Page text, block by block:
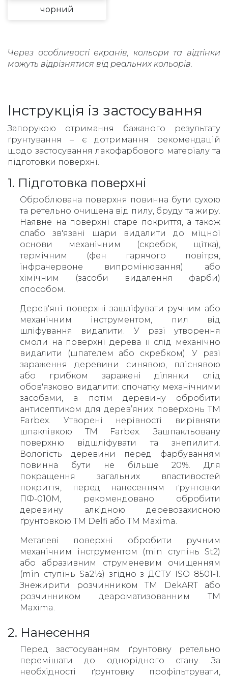
чорний
Через особливості екранів, кольори та відтінки
можуть відрізнятися від реальних кольорів.
Інструкція із застосування
Запорукою отримання бажаного результату
ґрунтування – є дотримання рекомендацій
щодо застосування лакофарбового матеріалу та
підготовки поверхні.
1. Підготовка поверхні
Оброблювана поверхня повинна бути сухою
та ретельно очищена від пилу, бруду та жиру.
Наявне на поверхні старе покриття, а також
слабо зв'язані шари видалити до міцної
основи механічним (скребок, щітка),
термічним (фен гарячого повітря,
інфрачервоне випромінювання) або
хімічним (засоби видалення фарби)
способом.
Дерев'яні поверхні зашліфувати ручним або
механічним інструментом, пил від
шліфування видалити. У разі утворення
смоли на поверхні дерева її слід механічно
видалити (шпателем або скребком). У разі
зараження деревини синявою, пліснявою
або грибком заражені ділянки слід
обов'язково видалити: спочатку механічними
засобами, а потім деревину обробити
антисептиком для дерев’яних поверхонь ТМ
Farbex. Утворені нерівності вирівняти
шпаклівкою ТМ Farbex. Зашпакльовану
поверхню відшліфувати та знепилити.
Вологість деревини перед фарбуванням
повинна бути не більше 20%. Для
покращення загальних властивостей
покриття, перед нанесенням ґрунтовки
ПФ-010М, рекомендовано обробити
деревину алкідною деревозахисною
ґрунтовкою ТМ Delfi або TM Maxima.
Металеві поверхні обробити ручним
механічним інструментом (min ступінь St2)
або абразивним струменевим очищенням
(min ступінь Sa2½) згідно з ДСТУ ISO 8501-1.
Знежирити розчинником ТМ DekART або
розчинником деароматизованним ТМ
Maxima.
2. Нанесення
Перед застосуванням ґрунтовку ретельно
перемішати до однорідного стану. За
необхідності ґрунтовку профільтрувати,